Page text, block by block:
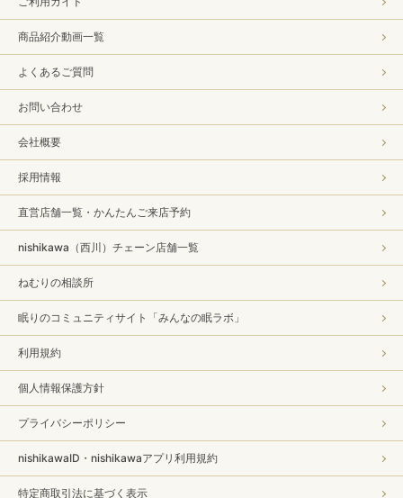
商品紹介動画一覧
よくあるご質問
お問い合わせ
会社概要
採用情報
直営店舗一覧・かんたんご来店予約
nishikawa（西川）チェーン店舗一覧
ねむりの相談所
眠りのコミュニティサイト「みんなの眠ラボ」
利用規約
個人情報保護方針
プライバシーポリシー
nishikawaID・nishikawaアプリ利用規約
特定商取引法に基づく表示